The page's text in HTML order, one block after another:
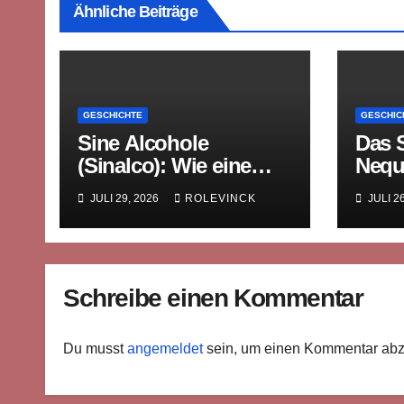
Ähnliche Beiträge
GESCHICHTE
Sine Alcohole
(Sinalco): Wie eine
westfälische Limonade
die Welt eroberte
JULI 29, 2026 ROLEVINCK
Das
JULI
Schreibe einen Kommentar
Du musstangemeldetsein, um einen Kommentar